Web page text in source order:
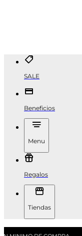
SALE
Beneficios
Menu
Regalos
Tiendas